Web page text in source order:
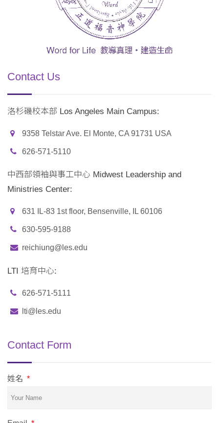
Contact Us
洛杉磯校本部 Los Angeles Main Campus:
9358 Telstar Ave. El Monte, CA 91731 USA
626-571-5110
中西部領袖與事工中心 Midwest Leadership and
Ministries Center:
631 IL-83 1st floor, Bensenville, IL 60106
630-595-9188
reichiung@les.edu
LTI 培育中心:
626-571-5111
lti@les.edu
Contact Form
姓名 *